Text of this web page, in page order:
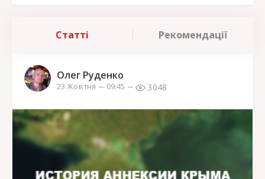
Статті Рекомендації
Олег Руденко
23 Жовтня 09:45 3048